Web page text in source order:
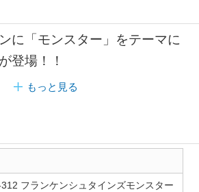
に「モンスター」をテーマに
登場！！
もっと見る
フランケンシュタインズモンスター